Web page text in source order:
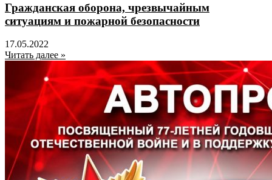
Гражданская оборона, чрезвычайным
ситуациям и пожарной безопасности
17.05.2022
Читать далее »